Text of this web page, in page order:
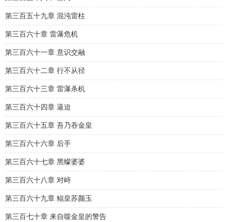
第三百五十九章 混沌雷柱
第三百六十章 雷瀑危机
第三百六十一章 意识交融
第三百六十二章 行不从径
第三百六十三章 雷瀑杀机
第三百六十四章 逼迫
第三百六十五章 吾乃吞金皇
第三百六十六章 后手
第三百六十七章 黑蠓婆婆
第三百六十八章 对峙
第三百六十九章 鲲皇苏颜玉
第三百七十章 来自噬金皇的警告